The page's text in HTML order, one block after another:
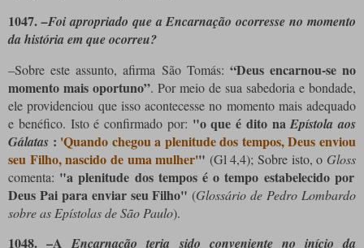
1047.–Foi apropriado que a Encarnação ocorresse no momento
da história em que ocorreu?
–Sobre este assunto, afirma São Tomás: “Deus encarnou-se no
momento mais oportuno”. Por meio de sua sabedoria e bondade,
ele providenciou que isso acontecesse no momento mais adequado
e benéfico. Isto é confirmado por: "o que é dito naEpístola aos
Gálatas : 'Quando chegou a plenitude dos tempos, Deus enviou
seu Filho, nascido de uma mulher'" (Gl 4,4); Sobre isto, o Gloss
comenta: "a plenitude dos tempos é o tempo estabelecido por
Deus Pai para enviar seu Filho" (Glossário de Pedro Lombardo
sobre as Epístolas de São Paulo).
1048. –AEncarnação teria sido conveniente no início da